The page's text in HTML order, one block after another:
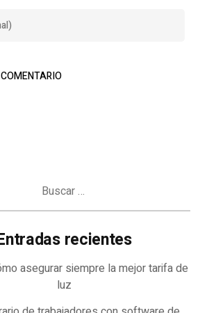
recientes
asegurar siempre la mejor tarifa de
luz